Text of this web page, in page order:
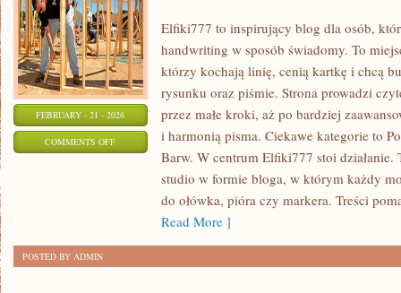
FEBRUARY - 21 - 2026
COMMENTS OFFON
PRZEDMIOTY
Elfiki777 to inspirujący blog dla osób,
handwriting w sposób świadomy. To
którzy kochają linię, cenią kartkę i chcą
rysunku oraz piśmie. Strona prowadzi
przez małe kroki, aż po bardziej
i harmonią pisma. Ciekawe kategorie to
Barw. W centrum Elfiki777 stoi
studio w formie bloga, w którym każdy
do ołówka, pióra czy markera. Treści
Read More ]
POSTED BY ADMIN